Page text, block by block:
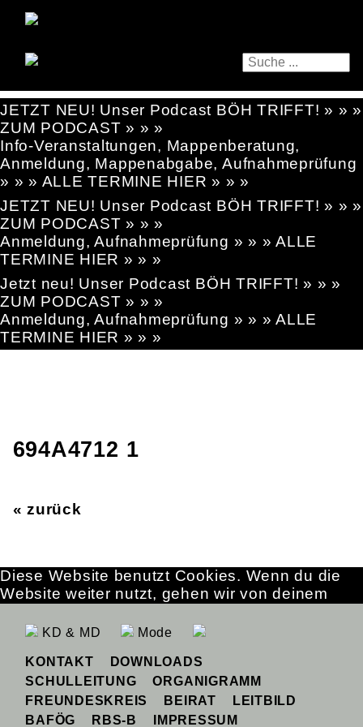
JETZT NEU! Unser Podcast BÖH TRIFFT! » » »
ZUM PODCAST » » »
Info-Veranstaltungen, Mappenberatung,
Anmeldung, Mappenabgabe, Aufnahmeprüfung
» » » ALLE TERMINE HIER » » »
JETZT NEU! Unser Podcast BÖH TRIFFT! » » »
ZUM PODCAST » » »
Anmeldung, Aufnahmeprüfung » » » ALLE
TERMINE HIER » » »
Jetzt neu! Unser Podcast BÖH TRIFFT! » » »
ZUM PODCAST » » »
Anmeldung, Aufnahmeprüfung » » » ALLE
TERMINE HIER » » »
694A4712 1
« zurück
KD & MD Mode
KONTAKT
DOWNLOADS
SCHULLEITUNG
ORGANIGRAMM
FREUNDESKREIS
BEIRAT
LEITBILD
BAFÖG
RBS-B IMPRESSUM
Diese Website benutzt Cookies. Wenn du die
Website weiter nutzt, gehen wir von deinem